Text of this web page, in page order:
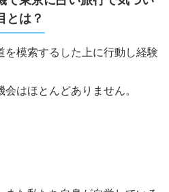
とは？
を模索するした上に行動し経験
はほとんどありません。